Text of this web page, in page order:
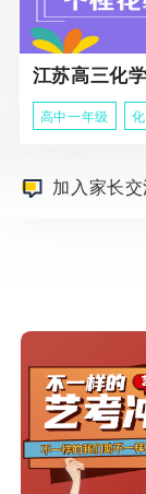
高中一年级
加入家长